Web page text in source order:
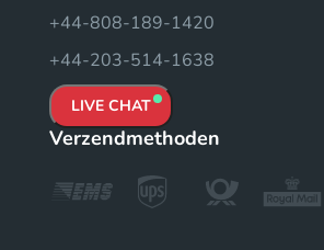
+44-808-189-1420
+44-203-514-1638
LIVE CHAT
Verzendmethoden